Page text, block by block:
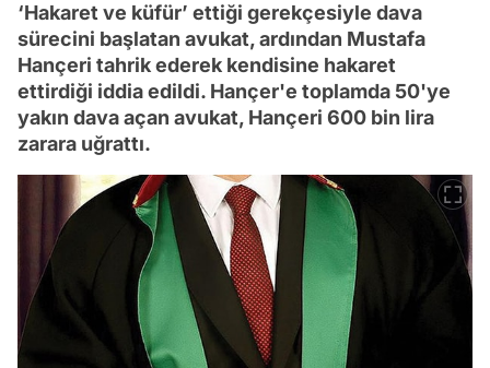
‘Hakaret ve küfür’ ettiği gerekçesiyle dava
sürecini başlatan avukat, ardından Mustafa
Hançeri tahrik ederek kendisine hakaret
ettirdiği iddia edildi. Hançer'e toplamda 50'ye
yakın dava açan avukat, Hançeri 600 bin lira
zarara uğrattı.